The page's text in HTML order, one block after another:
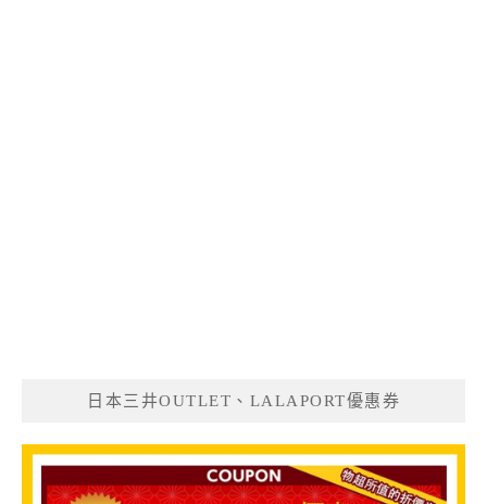
日本三井OUTLET、LALAPORT優惠券